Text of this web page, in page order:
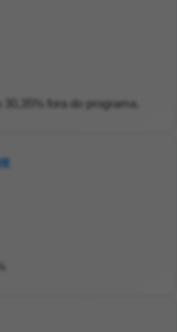
fora do programa.